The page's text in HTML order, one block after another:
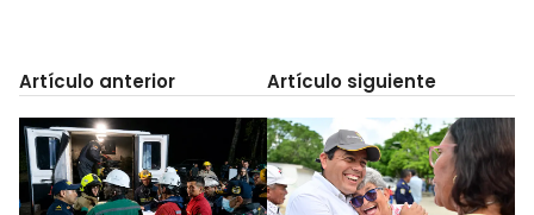
Artículo anterior Artículo siguiente